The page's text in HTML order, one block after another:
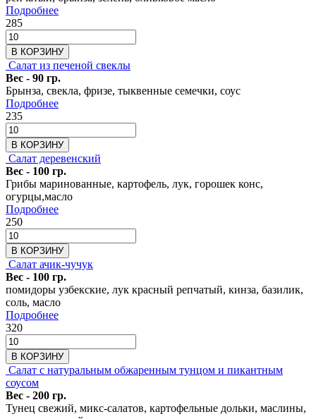
Подробнее
285
В КОРЗИНУ
Салат из печеной свеклы
Вес - 90 гр.
Брынза, свекла, фризе, тыквенные семечки, соус
Подробнее
235
В КОРЗИНУ
Салат деревенский
Вес - 100 гр.
Грибы маринованные, картофель, лук, горошек конс,
огурцы,масло
Подробнее
250
В КОРЗИНУ
Салат ачик-чучук
Вес - 100 гр.
помидоры узбекские, лук красный репчатый, кинза, базилик,
соль, масло
Подробнее
320
В КОРЗИНУ
Салат с натуральным обжаренным тунцом и пикантным
соусом
Вес - 200 гр.
Тунец свежий, микс-салатов, картофельные дольки, маслины,